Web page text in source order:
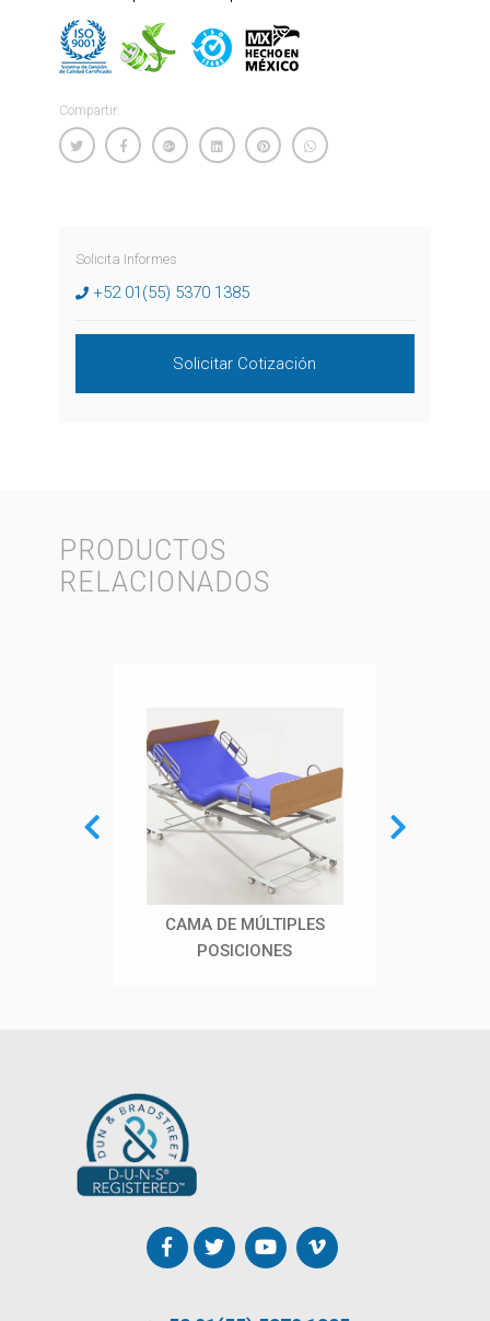
Compartir:
Solicita Informes
+52 01(55) 5370 1385
Solicitar Cotización
PRODUCTOS
RELACIONADOS
CAMA DE MÚLTIPLES
POSICIONES
BANCO GIRATORIO